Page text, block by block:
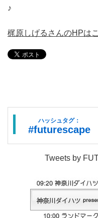
♪
梶原しげるさんのHPは
ハッシュタグ：
#futurescape
Tweets by